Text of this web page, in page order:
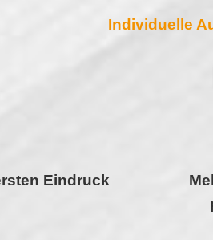
Individuelle
Eindruck